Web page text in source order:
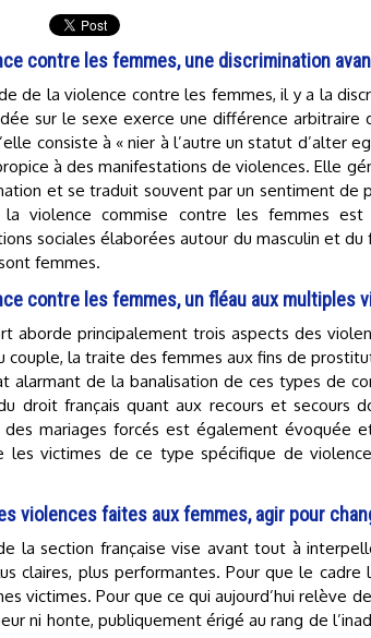
contre les femmes, une discrimination
de la violence contre les femmes, il y a la
sur le sexe exerce une différence
consiste à « nier à l’autre un statut d’alter
à des manifestations de violences. Elle
et se traduit souvent par un sentiment de
violence commise contre les femmes
sociales élaborées autour du masculin et
femmes.
contre les femmes, un fléau aux multiples
aborde principalement trois aspects des
couple, la traite des femmes aux fins de
alarmant de la banalisation de ces types de
droit français quant aux recours et secours
des mariages forcés est également évoquée
les victimes de ce type spécifique de
violences faites aux femmes, agir pour
la section française vise avant tout à
claires, plus performantes. Pour que le cadre
victimes. Pour que ce qui aujourd’hui relève
ni honte, publiquement érigé au rang de